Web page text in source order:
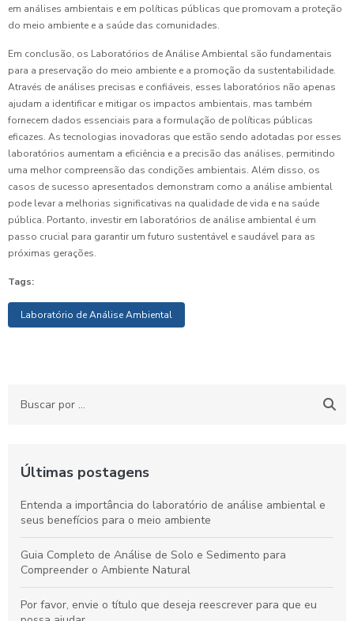
em análises ambientais e em políticas públicas que promovam a proteção
do meio ambiente e a saúde das comunidades.
Em conclusão, os Laboratórios de Análise Ambiental são fundamentais
para a preservação do meio ambiente e a promoção da sustentabilidade.
Através de análises precisas e confiáveis, esses laboratórios não apenas
ajudam a identificar e mitigar os impactos ambientais, mas também
fornecem dados essenciais para a formulação de políticas públicas
eficazes. As tecnologias inovadoras que estão sendo adotadas por esses
laboratórios aumentam a eficiência e a precisão das análises, permitindo
uma melhor compreensão das condições ambientais. Além disso, os
casos de sucesso apresentados demonstram como a análise ambiental
pode levar a melhorias significativas na qualidade de vida e na saúde
pública. Portanto, investir em laboratórios de análise ambiental é um
passo crucial para garantir um futuro sustentável e saudável para as
próximas gerações.
Tags:
Laboratório de Análise Ambiental
Últimas postagens
Entenda a importância do laboratório de análise ambiental e
seus benefícios para o meio ambiente
Guia Completo de Análise de Solo e Sedimento para
Compreender o Ambiente Natural
Por favor, envie o título que deseja reescrever para que eu